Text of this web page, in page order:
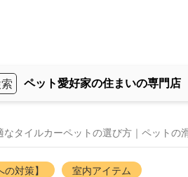
ペット愛好家の住まいの専門店
なタイルカーペットの選び方｜ペットの
対策】 室内アイテム